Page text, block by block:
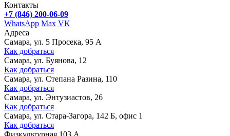
Контакты
+7 (846) 200-06-09
WhatsApp Max VK
Адреса
Самара, ул. 5 Просека, 95 А
Как добраться
Самара, ул. Буянова, 12
Как добраться
Самара, ул. Степана Разина, 110
Как добраться
Самара, ул. Энтузиастов, 26
Как добраться
Самара, ул. Стара-Загора, 142 Б, офис 1
Как добраться
Физкультурная 103 А